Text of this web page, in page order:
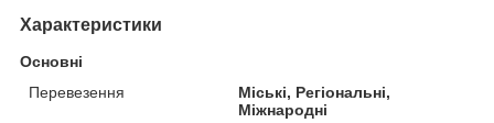
Характеристики
Основні
Перевезення
Міські, Регіональні,
Міжнародні